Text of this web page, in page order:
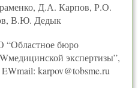
Д.А. Карпов, Р.О.
В.Ю. Дедык
“Областное бюро
экспертизы”,
karpov@tobsme.ru